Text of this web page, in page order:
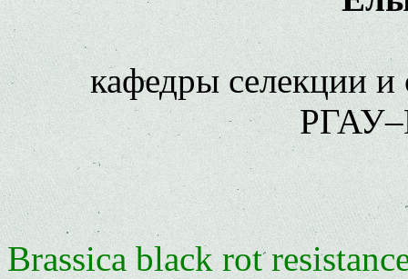
кафедры селекции и
Brassica black rot